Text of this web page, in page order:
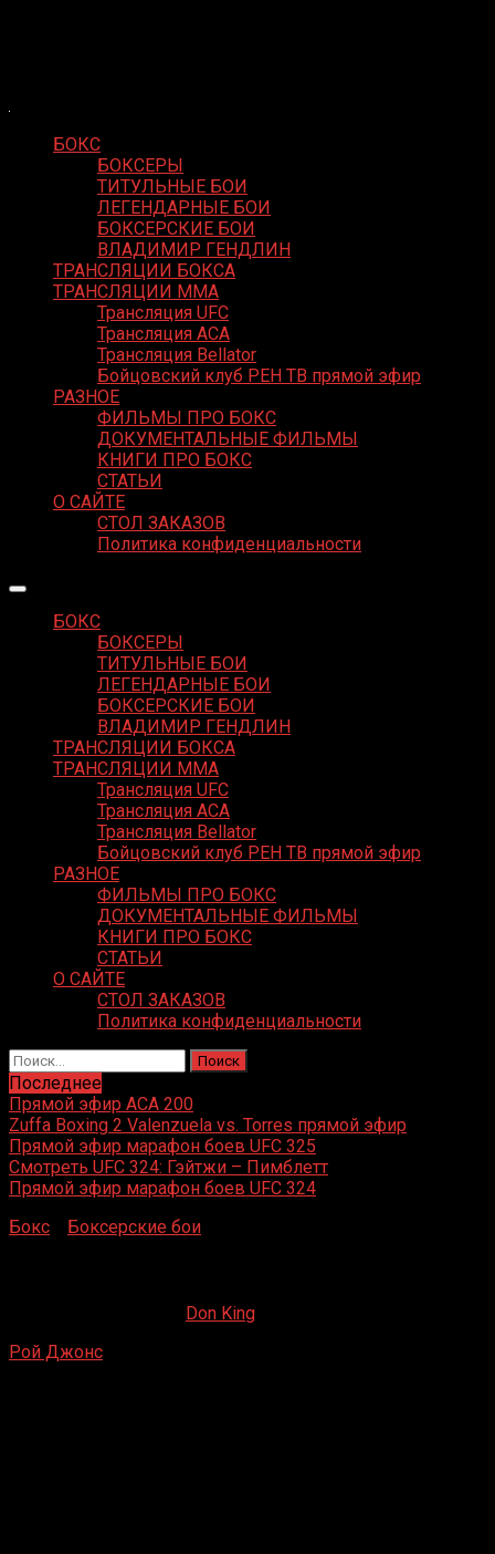
БОКС
БОКСЕРЫ
ТИТУЛЬНЫЕ БОИ
ЛЕГЕНДАРНЫЕ БОИ
БОКСЕРСКИЕ БОИ
ВЛАДИМИР ГЕНДЛИН
ТРАНСЛЯЦИИ БОКСА
ТРАНСЛЯЦИИ MMA
Трансляция UFC
Трансляция ACA
Трансляция Bellator
Бойцовский клуб РЕН ТВ прямой эфир
РАЗНОЕ
ФИЛЬМЫ ПРО БОКС
ДОКУМЕНТАЛЬНЫЕ ФИЛЬМЫ
КНИГИ ПРО БОКС
СТАТЬИ
О САЙТЕ
СТОЛ ЗАКАЗОВ
Политика конфиденциальности
БОКС
БОКСЕРЫ
ТИТУЛЬНЫЕ БОИ
ЛЕГЕНДАРНЫЕ БОИ
БОКСЕРСКИЕ БОИ
ВЛАДИМИР ГЕНДЛИН
ТРАНСЛЯЦИИ БОКСА
ТРАНСЛЯЦИИ MMA
Трансляция UFC
Трансляция ACA
Трансляция Bellator
Бойцовский клуб РЕН ТВ прямой эфир
РАЗНОЕ
ФИЛЬМЫ ПРО БОКС
ДОКУМЕНТАЛЬНЫЕ ФИЛЬМЫ
КНИГИ ПРО БОКС
СТАТЬИ
О САЙТЕ
СТОЛ ЗАКАЗОВ
Политика конфиденциальности
Найти:
Последнее
Прямой эфир ACA 200
Zuffa Boxing 2 Valenzuela vs. Torres прямой эфир
Прямой эфир марафон боев UFC 325
Смотреть UFC 324: Гэйтжи – Пимблетт
Прямой эфир марафон боев UFC 324
Бокс
Боксерские бои
Don King
Рой Джонс